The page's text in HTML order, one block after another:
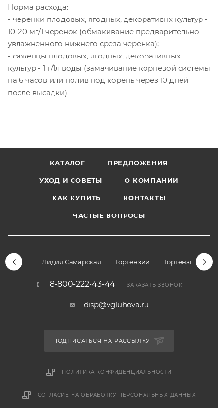
Норма расхода:
- черенки плодовых, ягодных, декоративнх культур -
10-20 мг/1 черенок (обмакивание предварительно
увлажненного нижнего среза черенка);
- саженцы плодовых, ягодных, декоративных
культур - 1 г/1л воды (замачивание корневой системы
на 6 часов или полив под корень через 10 дней
после высадки)
КАТАЛОГ ПРЕДЛОЖЕНИЯ
УХОД И СОВЕТЫ О КОМПАНИИ
КАК КУПИТЬ КОНТАКТЫ
ЧАСТЫЕ ВОПРОСЫ
Лидия Самарская Гортензии Гортензии
8-800-222-43-44 ЗАКАЗАТЬ ЗВОНОК
disp@vgluhova.ru
ПОДПИСАТЬСЯ НА РАССЫЛКУ
ПОЛИТИКА КОНФИДЕНЦИАЛЬНОСТИ
СОГЛАСИЕ НА ОБРАБОТКУ ПЕРСОНАЛЬНЫХ ДАННЫХ